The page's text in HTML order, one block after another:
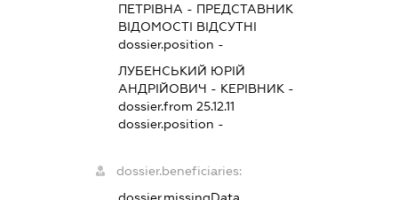
ПЕТРІВНА - ПРЕДСТАВНИК
ВІДОМОСТІ ВІДСУТНІ
dossier.position -
ЛУБЕНСЬКИЙ ЮРІЙ
АНДРІЙОВИЧ - КЕРІВНИК -
dossier.from 25.12.11
dossier.position -
dossier.beneficiaries:
dossier.missingData